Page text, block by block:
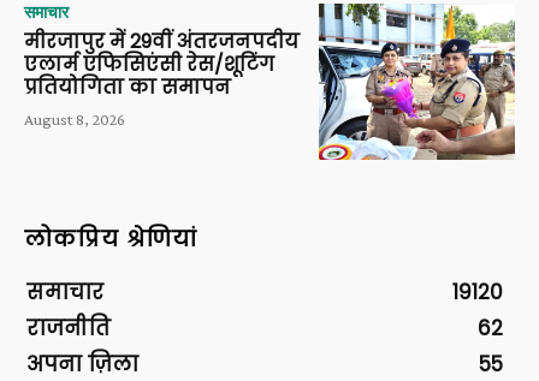
समाचार
मीरजापुर में 29वीं अंतरजनपदीय
एलार्म एफिसिएंसी रेस/शूटिंग
प्रतियोगिता का समापन
August 8, 2026
लोकप्रिय श्रेणियां
समाचार
19120
राजनीति
62
अपना ज़िला
55